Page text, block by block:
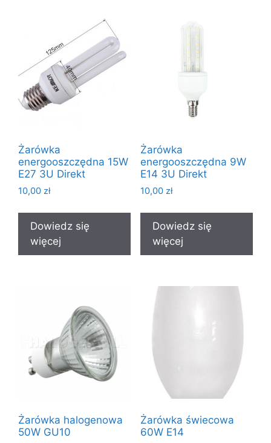
Żarówka
energooszczędna 15W
E27 3U Direkt
10,00 zł
Dowiedz się
więcej
Żarówka
energooszczędna 9W
E14 3U Direkt
10,00 zł
Dowiedz się
więcej
Żarówka halogenowa
50W GU10
Żarówka świecowa
60W E14